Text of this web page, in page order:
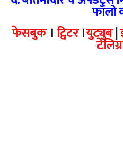
फॉलो
फेसबुक। ट्विटर।युट्युब|